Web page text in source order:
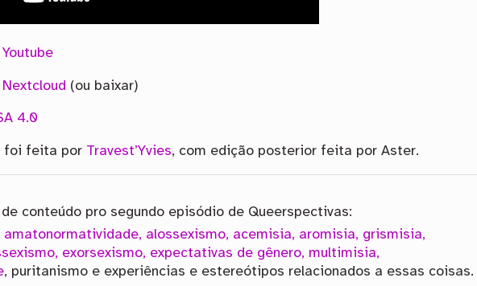
(ou baixar)
4.0
foi feita por Travest’Yvies, com edição posterior feita por Aster.
conteúdo pro segundo episódio de Queerspectivas:
amatonormatividade, alossexismo, acemisia, aromisia, grismisia,
exorsexismo, expectativas de gênero, multimisia,
, puritanismo e experiências e estereótipos relacionados a essas coisas.